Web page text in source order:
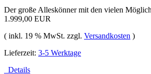
Der große Alleskönner mit den vielen
1.999,00 EUR
( inkl. 19 % MwSt. zzgl. Versandkosten )
Lieferzeit: 3-5 Werktage
Details